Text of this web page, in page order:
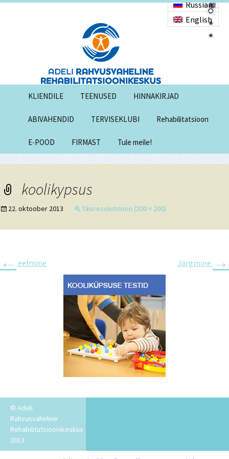
Russian
English
KLIENDILE TEENUSED HINNAKIRJAD
ABIVAHENDID TERVISEKLUBI Rehabilitatsioon
E-POOD FIRMAST Tule meile!
koolikypsus
22. oktoober 2013 Täisresolutsioon (200 × 200)
← eelmine Järgmine →
© Adeli
Rahvusvaheline
Rehabilitatsioonikeskus
2013